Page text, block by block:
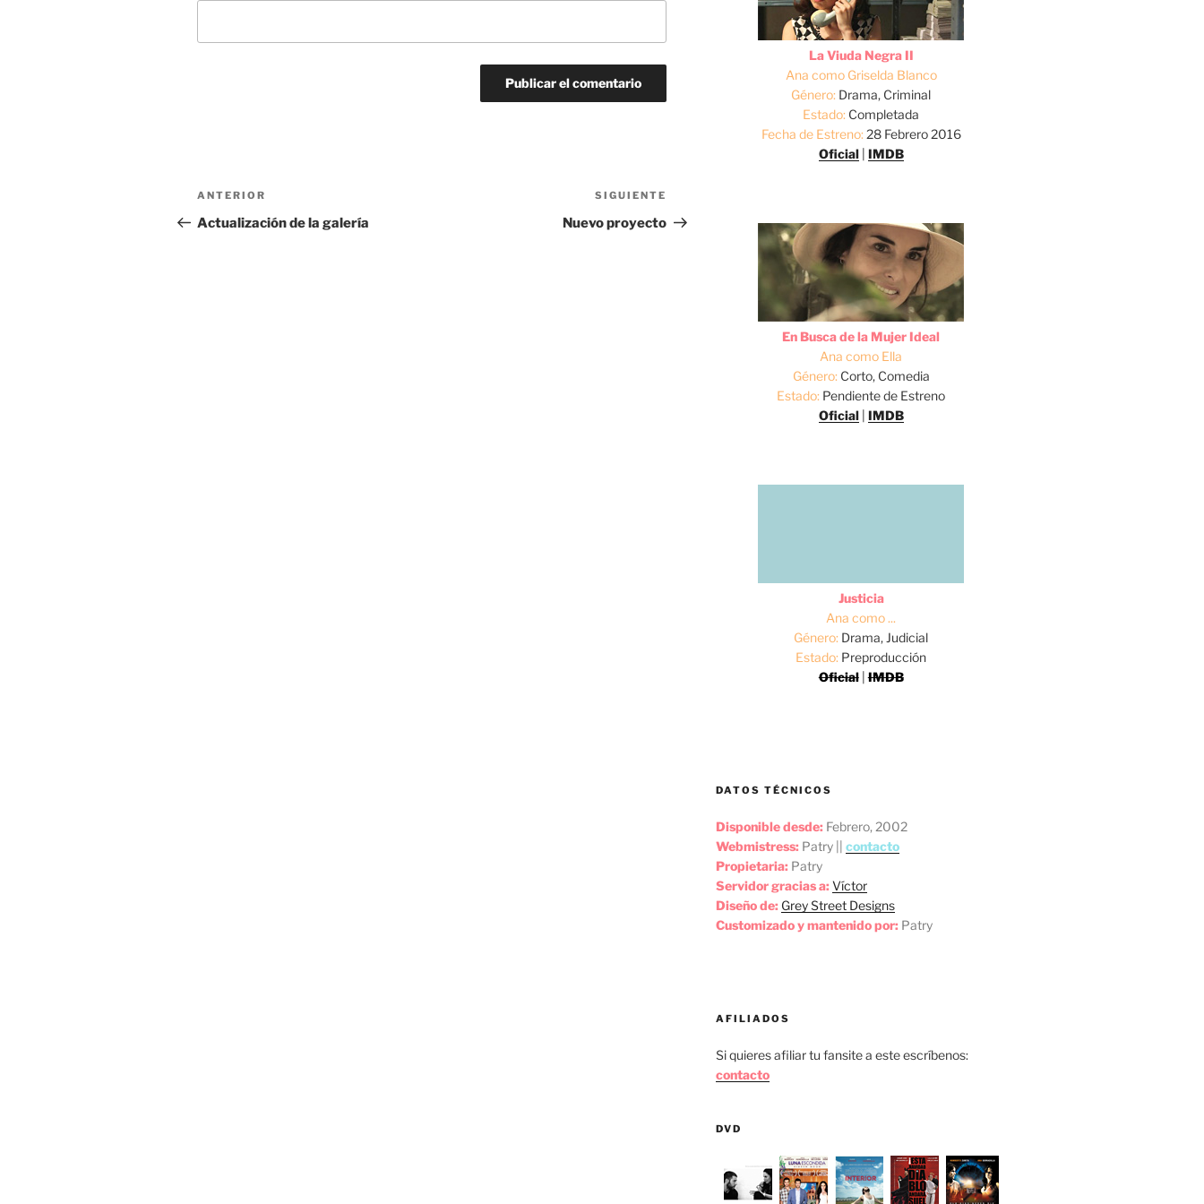
Navegación
de
Entrada
anterior:
ANTERIOR
Actualización de la galería
entrada
SIGUIENTE
Nuevo proyecto
La Viuda Negra II
Ana como Griselda Blanco
Género: Drama, Criminal
Estado: Completada
Fecha de Estreno:28 Febrero 2016
Oficial| IMDB
En Busca de la Mujer Ideal
Ana como Ella
Género:Corto, Comedia
Estado: Pendiente de Estreno
Oficial| IMDB
Justicia
Ana como ...
Género: Drama, Judicial
Estado: Preproducción
Oficial|IMDB
DATOS TÉCNICOS
Disponible desde: Febrero, 2002
Webmistress: Patry || contacto
Propietaria: Patry
Servidor gracias a: Víctor
Diseño de: Grey Street Designs
Customizado y mantenido por: Patry
AFILIADOS
Si quieres afiliar tu fansite a este escríbenos:
contacto
DVD